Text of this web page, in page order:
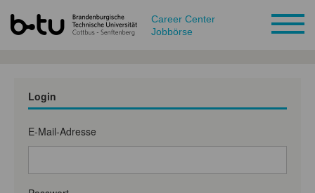
Career Center
Jobbörse
Login
E-Mail-Adresse